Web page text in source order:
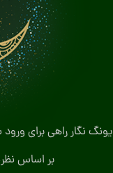
یونگ نگار راهی برای
بر اساس